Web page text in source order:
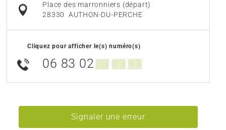
Place des marronniers (départ)
28330 AUTHON-DU-PERCHE
Cliquez pour afficher le(s) numéro(s)
06 83 02 ▒▒ ▒▒ ▒▒
Signaler une erreur